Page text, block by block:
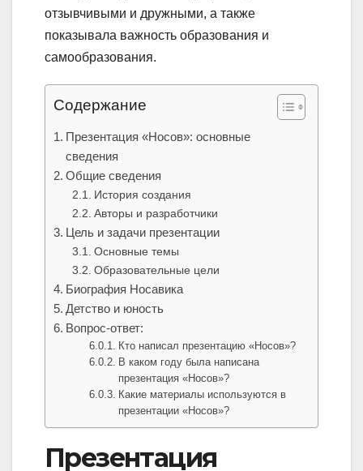
отзывчивыми и дружными, а также
показывала важность образования и
самообразования.
Содержание
Презентация «Носов»: основные
сведения
Общие сведения
История создания
Авторы и разработчики
Цель и задачи презентации
Основные темы
Образовательные цели
Биография Носавика
Детство и юность
Вопрос-ответ:
Кто написал презентацию «Носов»?
В каком году была написана
презентация «Носов»?
Какие материалы используются в
презентации «Носов»?
Презентация